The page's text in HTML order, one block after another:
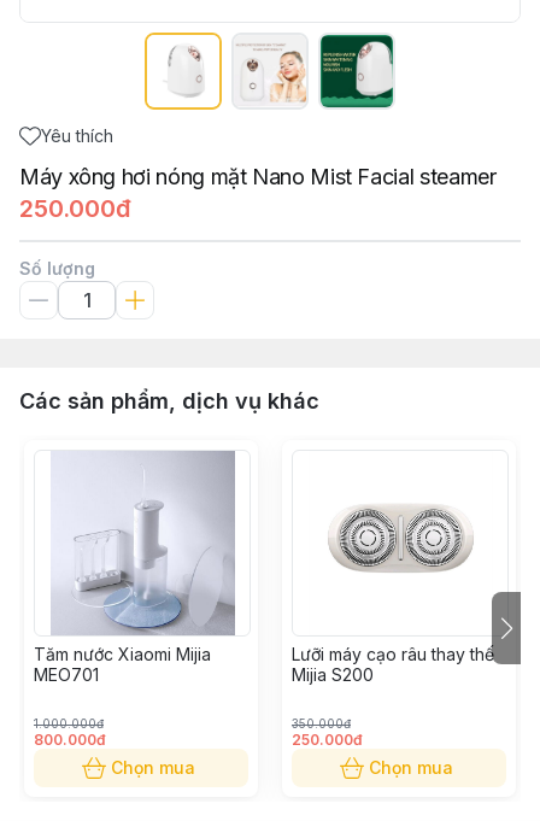
Yêu thích
Máy xông hơi nóng mặt Nano Mist Facial steamer
250.000đ
Số lượng
Các sản phẩm, dịch vụ khác
Tăm nước Xiaomi Mijia
MEO701
1.000.000đ
800.000đ
Chọn mua
Lưỡi máy cạo râu thay thế
Mijia S200
350.000đ
250.000đ
Chọn mua